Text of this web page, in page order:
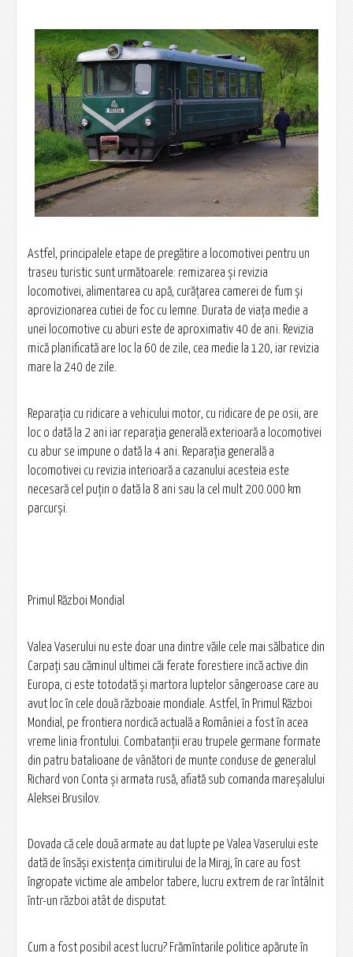
Astfel, principalele etape de pregătire a locomotivei pentru un
traseu turistic sunt următoarele: remizarea şi revizia
locomotivei, alimentarea cu apă, curăţarea camerei de fum şi
aprovizionarea cutiei de foc cu lemne. Durata de viaţa medie a
unei locomotive cu aburi este de aproximativ 40 de ani. Revizia
mică planificată are Ioc la 60 de zile, cea medie la 120, iar revizia
mare la 240 de zile.
Reparaţia cu ridicare a vehicului motor, cu ridicare de pe osii, are
loc o dată la 2 ani iar reparaţia generală exterioară a locomotivei
cu abur se impune o dată la 4 ani. Reparaţia generală a
locomotivei cu revizia interioară a cazanului acesteia este
necesară cel puţin o dată la 8 ani sau la cel mult 200.000 km
parcurşi.
Primul Război Mondial
Valea Vaserului nu este doar una dintre văile cele mai sălbatice din
Carpaţi sau căminul ultimei căi ferate forestiere incă active din
Europa, ci este totodată şi martora luptelor sângeroase care au
avut loc în cele două războaie mondiale. Astfel, în Primul Război
Mondial, pe frontiera nordică actuală a României a fost în acea
vreme linia frontului. Combatanţii erau trupele germane formate
din patru batalioane de vânători de munte conduse de generalul
Richard von Conta şi armata rusă, afiată sub comanda mareşalului
Aleksei Brusilov.
Dovada că cele două armate au dat lupte pe Valea Vaserului este
dată de însăşi existenţa cimitirului de la Miraj, în care au fost
îngropate victime ale ambelor tabere, lucru extrem de rar întâlnit
într-un război atât de disputat.
Cum a fost posibil acest lucru? Frămîntarile politice apărute în